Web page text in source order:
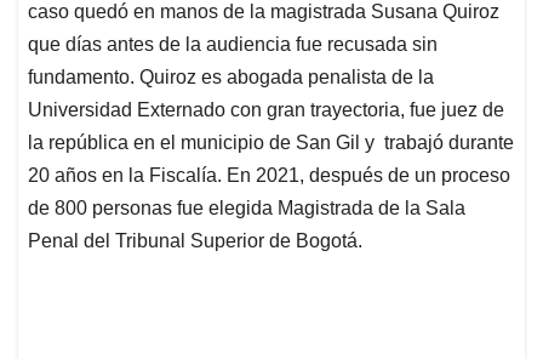
caso quedó en manos de la magistrada Susana Quiroz
que días antes de la audiencia fue recusada sin
fundamento. Quiroz es abogada penalista de la
Universidad Externado con gran trayectoria, fue juez de
la república en el municipio de San Gil y trabajó durante
20 años en la Fiscalía. En 2021, después de un proceso
de 800 personas fue elegida Magistrada de la Sala
Penal del Tribunal Superior de Bogotá.